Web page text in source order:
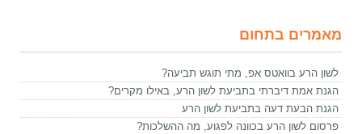
מאמרים בתחום
לשון הרע בוואטס אפ, מתי תוגש תביעה?
הגנת אמת דיברתי בתביעת לשון הרע, באילו מקרים?
הגנת הבעת דעה בתביעת לשון הרע
פרסום לשון הרע בכוונה לפגוע, מה ההשלכות?